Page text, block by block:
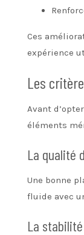
Ces
expérience
Les
Avant
éléments
La qualité
Une bonne
fluide avec
La stabilité